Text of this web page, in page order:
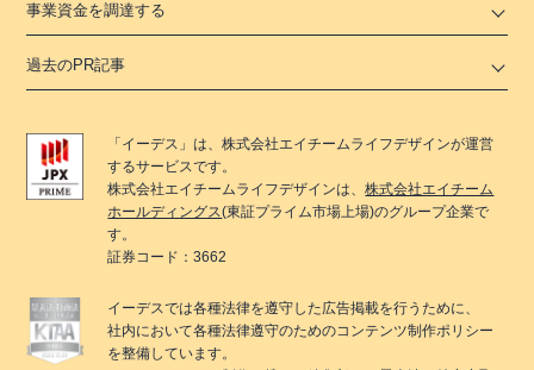
事業資金を調達する
過去のPR記事
「 イーデス 」は、株式会社エイチームライフデザインが運営
するサービスです。
株式会社エイチームライフデザインは、株式会社エイチーム
ホールディングス(東証プライム市場上場)のグループ企業で
す。
証券コード：3662
イーデスでは各種法律を遵守した広告掲載を行うために、
社内において各種法律遵守のためのコンテンツ制作ポリシー
を整備しています。